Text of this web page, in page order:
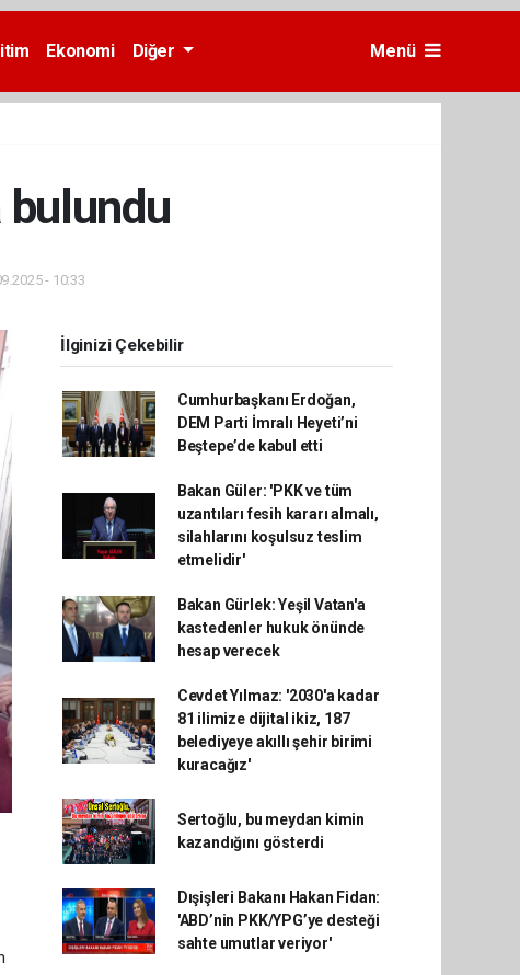
Ekonomi Diğer Menü
bulundu
- 10:33
İlginizi Çekebilir
Cumhurbaşkanı Erdoğan,
DEM Parti İmralı Heyeti’ni
Beştepe’de kabul etti
Bakan Güler: 'PKK ve tüm
uzantıları fesih kararı almalı,
silahlarını koşulsuz teslim
etmelidir'
Bakan Gürlek: Yeşil Vatan'a
kastedenler hukuk önünde
hesap verecek
Cevdet Yılmaz: '2030'a kadar
81 ilimize dijital ikiz, 187
belediyeye akıllı şehir birimi
kuracağız'
Sertoğlu, bu meydan kimin
kazandığını gösterdi
Dışişleri Bakanı Hakan Fidan:
'ABD’nin PKK/YPG’ye desteği
sahte umutlar veriyor'